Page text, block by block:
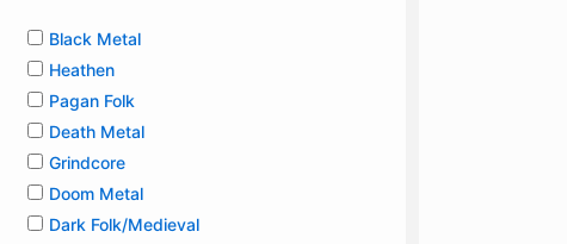
Black Metal
Heathen
Pagan Folk
Death Metal
Grindcore
Doom Metal
Dark Folk/Medieval